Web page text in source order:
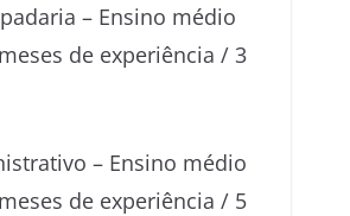
– Ensino médio
de experiência / 3
– Ensino médio
de experiência / 5